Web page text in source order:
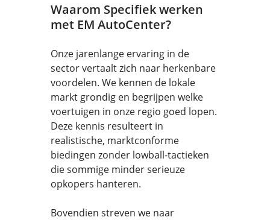
Waarom Specifiek werken
met EM AutoCenter?
Onze jarenlange ervaring in de
sector vertaalt zich naar herkenbare
voordelen. We kennen de lokale
markt grondig en begrijpen welke
voertuigen in onze regio goed lopen.
Deze kennis resulteert in
realistische, marktconforme
biedingen zonder lowball-tactieken
die sommige minder serieuze
opkopers hanteren.
Bovendien streven we naar